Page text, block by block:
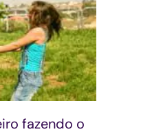
fazendo o